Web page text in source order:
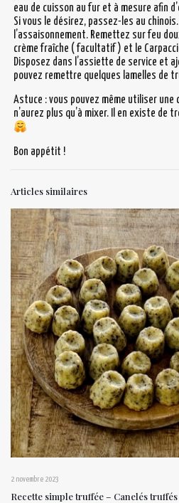
eau de cuisson au fur et à mesure afin
Si vous le désirez, passez-les au
l’assaisonnement. Remettez sur feu
crème fraîche ( facultatif ) et le
Disposez dans l’assiette de service et
pouvez remettre quelques lamelles de
Astuce : vous pouvez même utiliser une
n’aurez plus qu’à mixer. Il en existe de
Bon appétit !
Articles similaires
2 novembre 2023
Recette simple truffée – Canelés truffés